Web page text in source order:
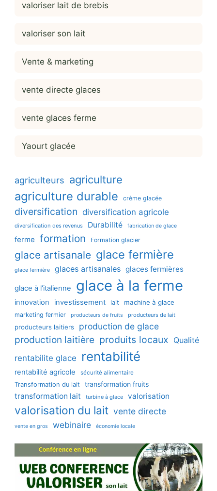
valoriser lait de brebis
valoriser son lait
Vente & marketing
vente directe glaces
vente glaces ferme
Yaourt glacée
agriculteurs agriculture
agriculture durable crème glacée
diversification diversification agricole
diversification des revenus Durabilité fabrication de glace
ferme formation Formation glacier
glace artisanale glace fermière
glace fermière glaces artisanales glaces fermières
glace à l'italienne glace à la ferme
innovation investissement lait machine à glace
marketing fermier producteurs de fruits producteurs de lait
producteurs laitiers production de glace
production laitière produits locaux Qualité
rentabilite glace
rentabilité
rentabilité agricole sécurité alimentaire
Transformation du lait transformation fruits
transformation lait turbine à glace valorisation
valorisation du lait vente directe
vente en gros webinaire économie locale